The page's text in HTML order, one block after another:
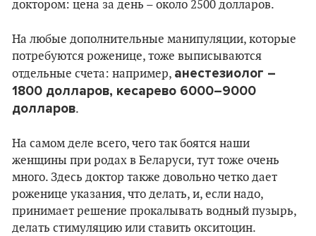
доктором: цена за день – около 2500 долларов.
На любые дополнительные манипуляции, которые
потребуются роженице, тоже выписываются
отдельные счета: например, анестезиолог –
1800 долларов, кесарево 6000–9000
долларов.
На самом деле всего, чего так боятся наши
женщины при родах в Беларуси, тут тоже очень
много. Здесь доктор также довольно четко дает
роженице указания, что делать, и, если надо,
принимает решение прокалывать водный пузырь,
делать стимуляцию или ставить окситоцин.